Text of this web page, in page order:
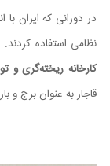
در دورانی که ایران
نظامی استفاده
کارخانه ریخته‌گری و
قاجار به عنوان برج و